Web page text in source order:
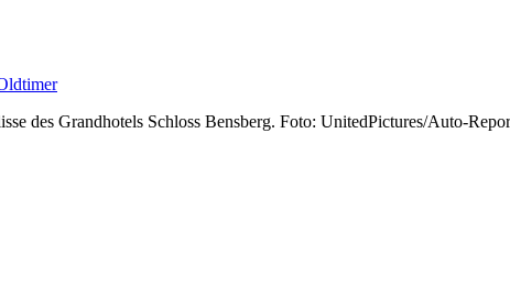
des Grandhotels Schloss Bensberg. Foto: UnitedPictures/Auto-